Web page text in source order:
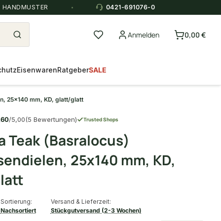
0421-691076-0
Anmelden 0,00 €
EisenwarenRatgeberSALE
25x140 mm, KD, glatt/glatt
/5,00(5 Bewertungen) Trusted Shops
Teak (Basralocus)
25x140 mm, KD,
Sortierung:
Nachsortiert
Versand & Lieferzeit:
Stückgutversand (2-3 Wochen)